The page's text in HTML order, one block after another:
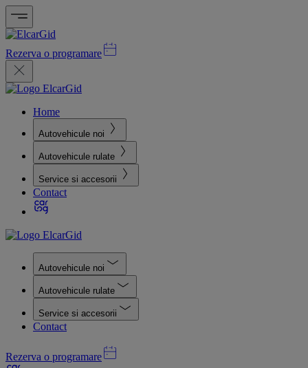
Rezerva o programare
Home
Autovehicule noi
Autovehicule rulate
Service si accesorii
Contact
Autovehicule noi
Autovehicule rulate
Service si accesorii
Contact
Rezerva o programare